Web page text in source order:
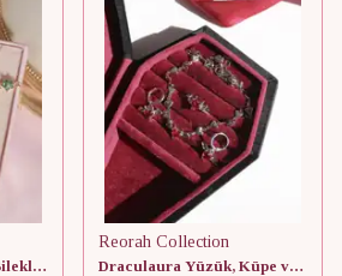
Mavi Ribbon Garden Bileklik, Küpe, Yüzük, Kolye Set
Reorah Collection
Draculaura Yüzük, Küpe ve Kolye Set